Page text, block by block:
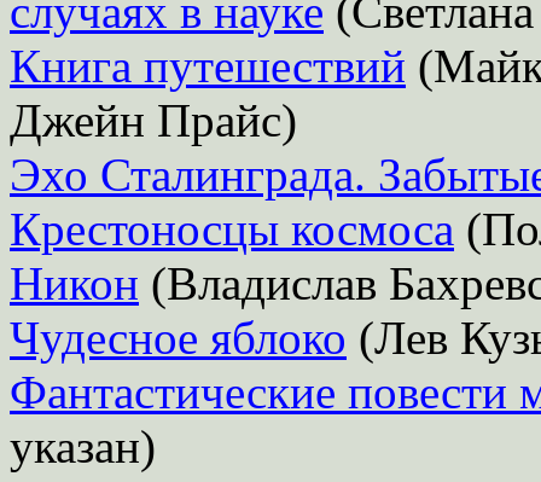
случаях в науке
Книга путешествий
Джейн Прайс)
Эхо Сталинграда.
Крестоносцы космоса
Никон (Владислав
Чудесное яблоко (Лев
Фантастические повести
указан)